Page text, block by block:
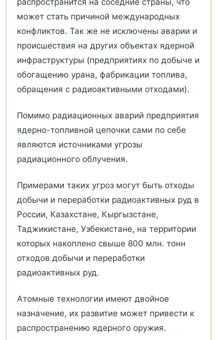
может стать причиной международных
конфликтов. Так же не исключены аварии и
происшествия на других объектах ядерной
инфраструктуры (предприятиях по добыче и
обогащению урана, фабрикации топлива,
обращения с радиоактивными отходами).
Помимо радиационных аварий предприятия
ядерно-топливной цепочки сами по себе
являются источниками угрозы
радиационного облучения.
Примерами таких угроз могут быть отходы
добычи и переработки радиоактивных руд в
России, Казахстане, Кыргызстане,
Таджикистане, Узбекистане, на территории
которых накоплено свыше 800 млн. тонн
отходов добычи и переработки
радиоактивных руд.
Атомные технологии имеют двойное
назначение, их развитие может привести к
распространению ядерного оружия.